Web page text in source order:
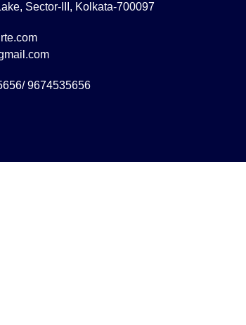
Sector-III, Kolkata-700097
9674535656